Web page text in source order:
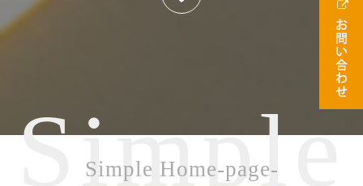
Simple
Simple Home-page-